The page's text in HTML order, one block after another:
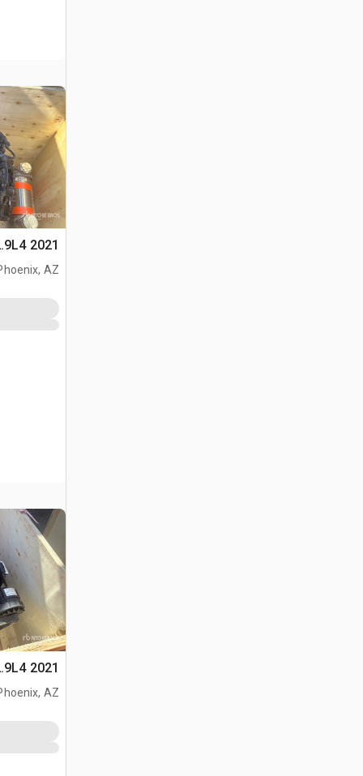
2021 Deutz TD2.9L4 محرك
AZ
2021 Deutz TD2.9L4 محرك
AZ